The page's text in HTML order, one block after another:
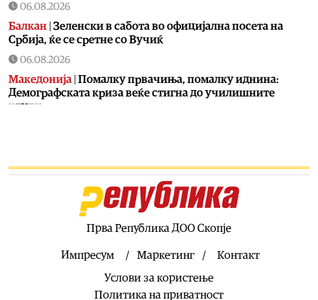
06.08.2026
Балкан Зеленски в сабота во официјална посета на
Србија, ќе се сретне со Вучиќ
06.08.2026
Македонија Помалку првачиња, помалку иднина:
Демографската криза веќе стигна до училишните
клупи
со невроинвазивна форма
Вкупно 18 пожари на отворено денеска до 18
часот, два се активни
шанси да преживеам, денес живеам со полна брзина
Прва Република ДОО Скопје
Импресум Маркетинг
Контакт
Услови за користење
Политика на приватност